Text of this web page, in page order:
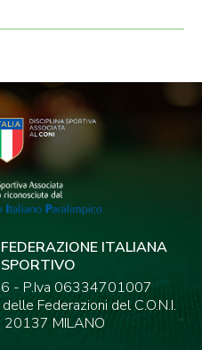
ITALIANA
- P.Iva 06334701007
Federazioni del C.O.N.I.
20137 MILANO